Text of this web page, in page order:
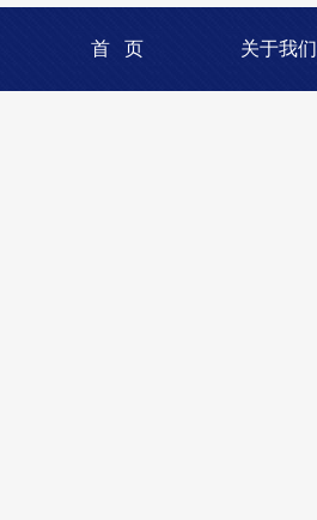
首 页 关于我们